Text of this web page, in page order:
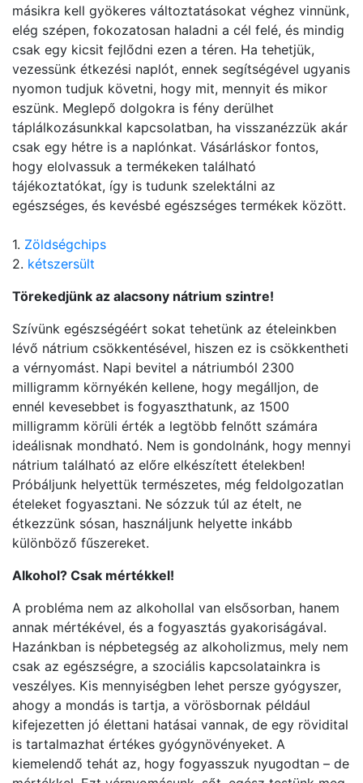
másikra kell gyökeres változtatásokat véghez vinnünk,
elég szépen, fokozatosan haladni a cél felé, és mindig
csak egy kicsit fejlődni ezen a téren. Ha tehetjük,
vezessünk étkezési naplót, ennek segítségével ugyanis
nyomon tudjuk követni, hogy mit, mennyit és mikor
eszünk. Meglepő dolgokra is fény derülhet
táplálkozásunkkal kapcsolatban, ha visszanézzük akár
csak egy hétre is a naplónkat. Vásárláskor fontos,
hogy elolvassuk a termékeken található
tájékoztatókat, így is tudunk szelektálni az
egészséges, és kevésbé egészséges termékek között.
1. Zöldségchips
2. kétszersült
Törekedjünk az alacsony nátrium szintre!
Szívünk egészségéért sokat tehetünk az ételeinkben
lévő nátrium csökkentésével, hiszen ez is csökkentheti
a vérnyomást. Napi bevitel a nátriumból 2300
milligramm környékén kellene, hogy megálljon, de
ennél kevesebbet is fogyaszthatunk, az 1500
milligramm körüli érték a legtöbb felnőtt számára
ideálisnak mondható. Nem is gondolnánk, hogy mennyi
nátrium található az előre elkészített ételekben!
Próbáljunk helyettük természetes, még feldolgozatlan
ételeket fogyasztani. Ne sózzuk túl az ételt, ne
étkezzünk sósan, használjunk helyette inkább
különböző fűszereket.
Alkohol? Csak mértékkel!
A probléma nem az alkohollal van elsősorban, hanem
annak mértékével, és a fogyasztás gyakoriságával.
Hazánkban is népbetegség az alkoholizmus, mely nem
csak az egészségre, a szociális kapcsolatainkra is
veszélyes. Kis mennyiségben lehet persze gyógyszer,
ahogy a mondás is tartja, a vörösbornak például
kifejezetten jó élettani hatásai vannak, de egy rövidital
is tartalmazhat értékes gyógynövényeket. A
kiemelendő tehát az, hogy fogyasszuk nyugodtan – de